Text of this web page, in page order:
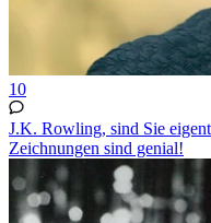
10
J.K. Rowling, sind Sie
Zeichnungen sind genial!